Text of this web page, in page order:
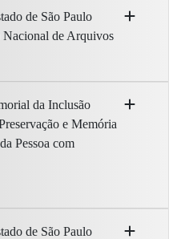
de São Paulo
Nacional de Arquivos
da Inclusão
e Memória
Pessoa com
de São Paulo